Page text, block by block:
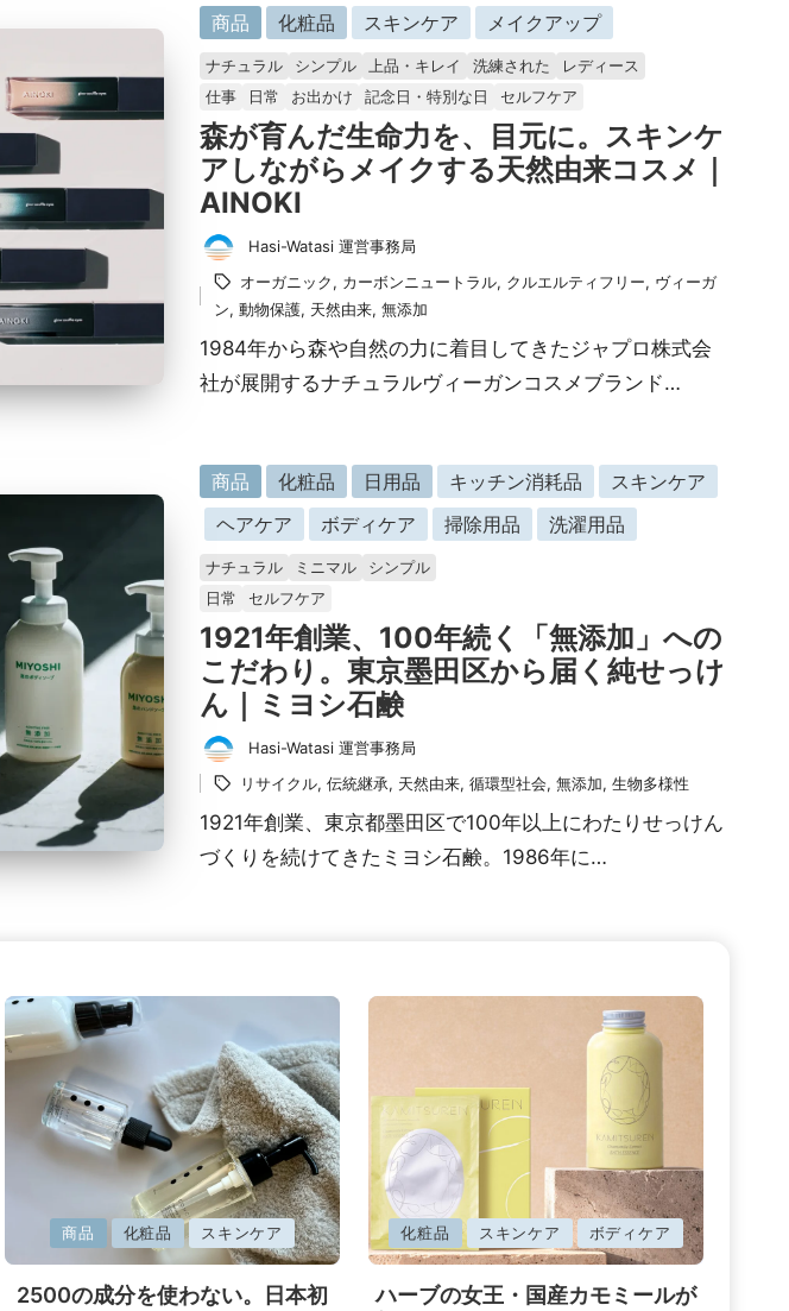
に
掲
載
済
み
商品 化粧品 スキンケア メイクアップ
ナチュラル シンプル 上品・キレイ 洗練された
レディース
仕事
日常 お出かけ 記念日・特別な日 セルフケア
森が育んだ生命力を、目元に。スキンケ
アしながらメイクする天然由来コスメ｜
AINOKI
投
稿
Hasi-Watasi 運営事務局
タ
グ：オーガニック, カーボンニュートラル, クルエルティフリー, ヴィーガ
ン, 動物保護, 天然由来, 無添加
1984年から森や自然の力に着目してきたジャプロ株式会
社が展開するナチュラルヴィーガンコスメブランド…
に
掲
載
済
み
商品 化粧品 日用品 キッチン消耗品
スキンケア
ヘアケア
ボディケア 掃除用品 洗濯用品
ナチュラル ミニマル
シンプル
日常
セルフケア
1921年創業、100年続く「無添加」への
こだわり。東京墨田区から届く純せっけ
ん｜ミヨシ石鹸
投
者
Hasi-Watasi 運営事務局
タ
グ： リサイクル, 伝統継承, 天然由来, 循環型社会, 無添加, 生物多様性
1921年創業、東京都墨田区で100年以上にわたりせっけん
づくりを続けてきたミヨシ石鹸。1986年に…
掲
載
商品 化粧品 スキンケア
2500の成分を使わない。日本初
に
掲
載
化粧品 スキンケア ボディケア
ハーブの女王・国産カモミールが